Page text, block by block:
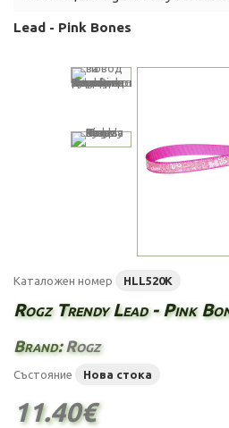
Lead - Pink Bones
Каталожен номер HLL520K
Rogz Trendy Lead - Pink
Brand:Rogz
Състояние Нова стока
11.40€